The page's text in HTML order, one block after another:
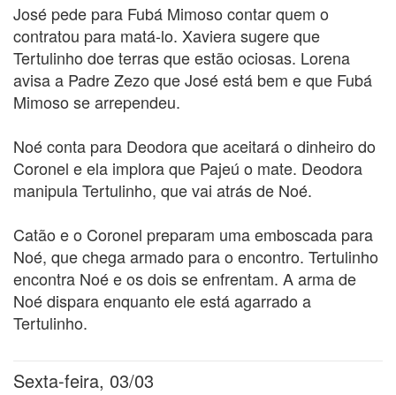
José pede para Fubá Mimoso contar quem o
contratou para matá-lo. Xaviera sugere que
Tertulinho doe terras que estão ociosas. Lorena
avisa a Padre Zezo que José está bem e que Fubá
Mimoso se arrependeu.
Noé conta para Deodora que aceitará o dinheiro do
Coronel e ela implora que Pajeú o mate. Deodora
manipula Tertulinho, que vai atrás de Noé.
Catão e o Coronel preparam uma emboscada para
Noé, que chega armado para o encontro. Tertulinho
encontra Noé e os dois se enfrentam. A arma de
Noé dispara enquanto ele está agarrado a
Tertulinho.
Sexta-feira, 03/03